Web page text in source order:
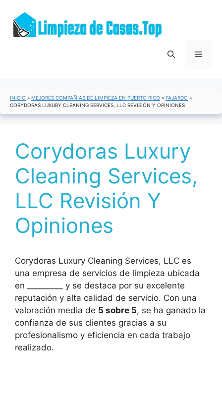
contenido
Menú
INICIO » MEJORES COMPAÑIAS DE LIMPIEZA EN PUERTO RICO » FAJARDO »
CORYDORAS LUXURY CLEANING SERVICES, LLC REVISIÓN Y OPINIONES
Corydoras Luxury
Cleaning Services,
LLC Revisión Y
Opiniones
Corydoras Luxury Cleaning Services, LLC es
una empresa de servicios de limpieza ubicada
en _________ y se destaca por su excelente
reputación y alta calidad de servicio. Con una
valoración media de 5 sobre 5, se ha ganado la
confianza de sus clientes gracias a su
profesionalismo y eficiencia en cada trabajo
realizado.